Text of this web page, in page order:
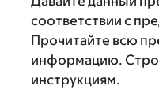
соответствии с
Прочитайте всю
информацию.
инструкциям.